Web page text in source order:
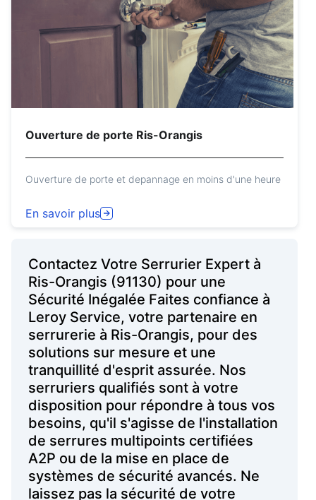
Ouverture de porte Ris-Orangis
Ouverture de porte et depannage en moins d'une heure
En savoir plus
Contactez Votre Serrurier Expert à
Ris-Orangis (91130) pour une
Sécurité Inégalée Faites confiance à
Leroy Service, votre partenaire en
serrurerie à Ris-Orangis, pour des
solutions sur mesure et une
tranquillité d'esprit assurée. Nos
serruriers qualifiés sont à votre
disposition pour répondre à tous vos
besoins, qu'il s'agisse de l'installation
de serrures multipoints certifiées
A2P ou de la mise en place de
systèmes de sécurité avancés. Ne
laissez pas la sécurité de votre